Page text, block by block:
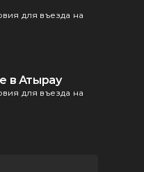
для въезда на
в Атырау
для въезда на